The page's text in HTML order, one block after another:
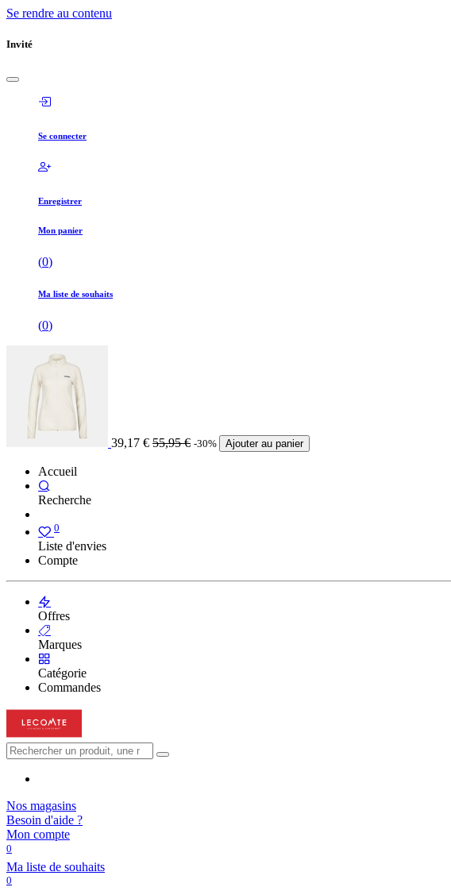
Se rendre au contenu
Invité
Se connecter
Enregistrer
Mon panier
(0)
Ma liste de souhaits
(0)
39,17 € 55,95€ -30% Ajouter au panier
Accueil
Recherche
0
Liste d'envies
Compte
Offres
Marques
Catégorie
Commandes
Nos magasins
Besoin d'aide ?
Mon compte
0
Ma liste de souhaits
0